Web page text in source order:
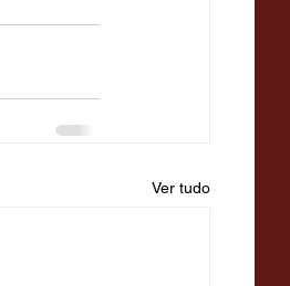
Ver tudo